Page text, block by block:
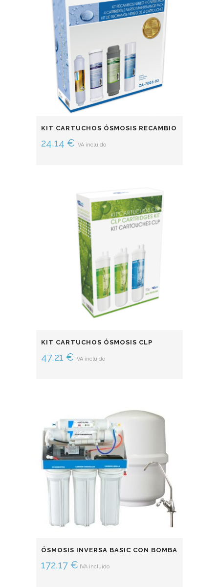
KIT CARTUCHOS ÓSMOSIS RECAMBIO
24,14 € IVA incluido
KIT CARTUCHOS ÓSMOSIS CLP
47,21 € IVA incluido
ÓSMOSIS INVERSA BASIC CON BOMBA
172,17 € IVA incluido